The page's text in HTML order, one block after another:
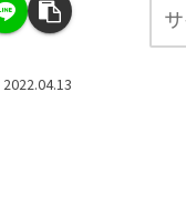
2022.04.13